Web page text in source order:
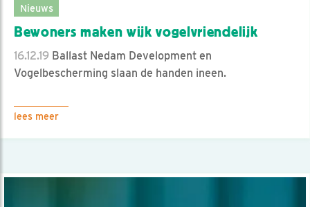
Nieuws
Bewoners maken wijk vogelvriendelijk
16.12.19 Ballast Nedam Development en
Vogelbescherming slaan de handen ineen.
lees meer